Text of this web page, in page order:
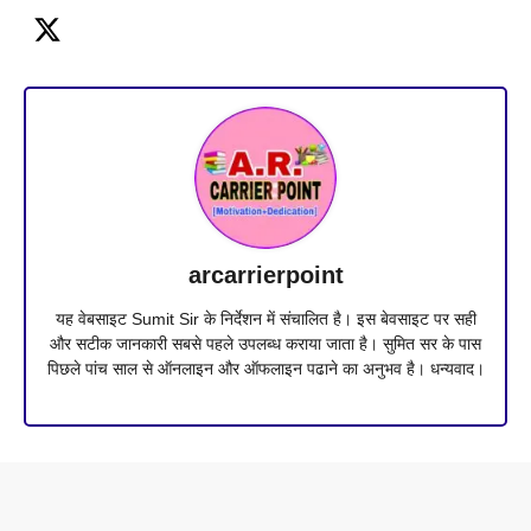
arcarrierpoint
यह वेबसाइट Sumit Sir के निर्देशन में संचालित है। इस बेवसाइट पर सही
और सटीक जानकारी सबसे पहले उपलब्ध कराया जाता है। सुमित सर के पास
पिछले पांच साल से ऑनलाइन और ऑफलाइन पढाने का अनुभव है। धन्यवाद।